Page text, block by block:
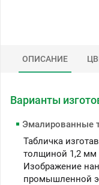
ОПИСАНИЕ
Варианты
Эмалированные
Табличка
толщиной 1,2 мм
Изображение
промышленной